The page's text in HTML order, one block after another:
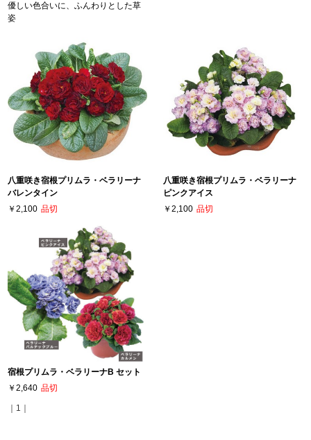
優しい色合いに、ふんわりとした草
姿
八重咲き宿根プリムラ・ベラリーナ
バレンタイン
￥2,100 品切
八重咲き宿根プリムラ・ベラリーナ
ピンクアイス
￥2,100 品切
宿根プリムラ・ベラリーナB セット
￥2,640 品切
｜1｜